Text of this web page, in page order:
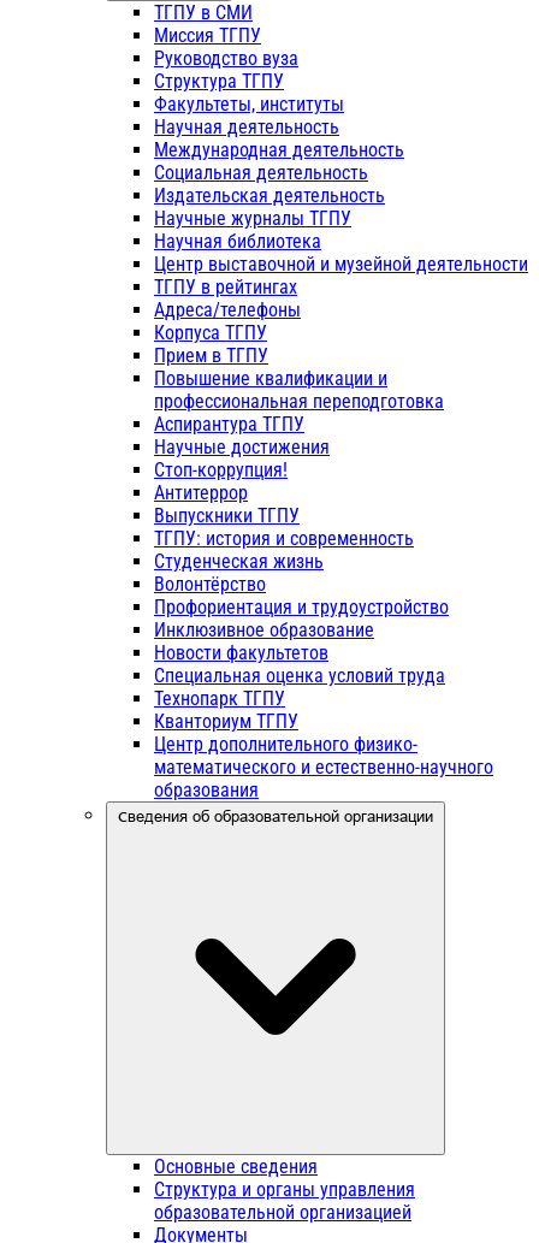
ТГПУ в СМИ
Миссия ТГПУ
Руководство вуза
Структура ТГПУ
Факультеты, институты
Научная деятельность
Международная деятельность
Социальная деятельность
Издательская деятельность
Научные журналы ТГПУ
Научная библиотека
Центр выставочной и музейной деятельности
ТГПУ в рейтингах
Адреса/телефоны
Корпуса ТГПУ
Прием в ТГПУ
Повышение квалификации и
профессиональная переподготовка
Аспирантура ТГПУ
Научные достижения
Стоп-коррупция!
Антитеррор
Выпускники ТГПУ
ТГПУ: история и современность
Студенческая жизнь
Волонтёрство
Профориентация и трудоустройство
Инклюзивное образование
Новости факультетов
Специальная оценка условий труда
Технопарк ТГПУ
Кванториум ТГПУ
Центр дополнительного физико-
математического и естественно-научного
образования
Сведения об образовательной организации
Основные сведения
Структура и органы управления
образовательной организацией
Документы